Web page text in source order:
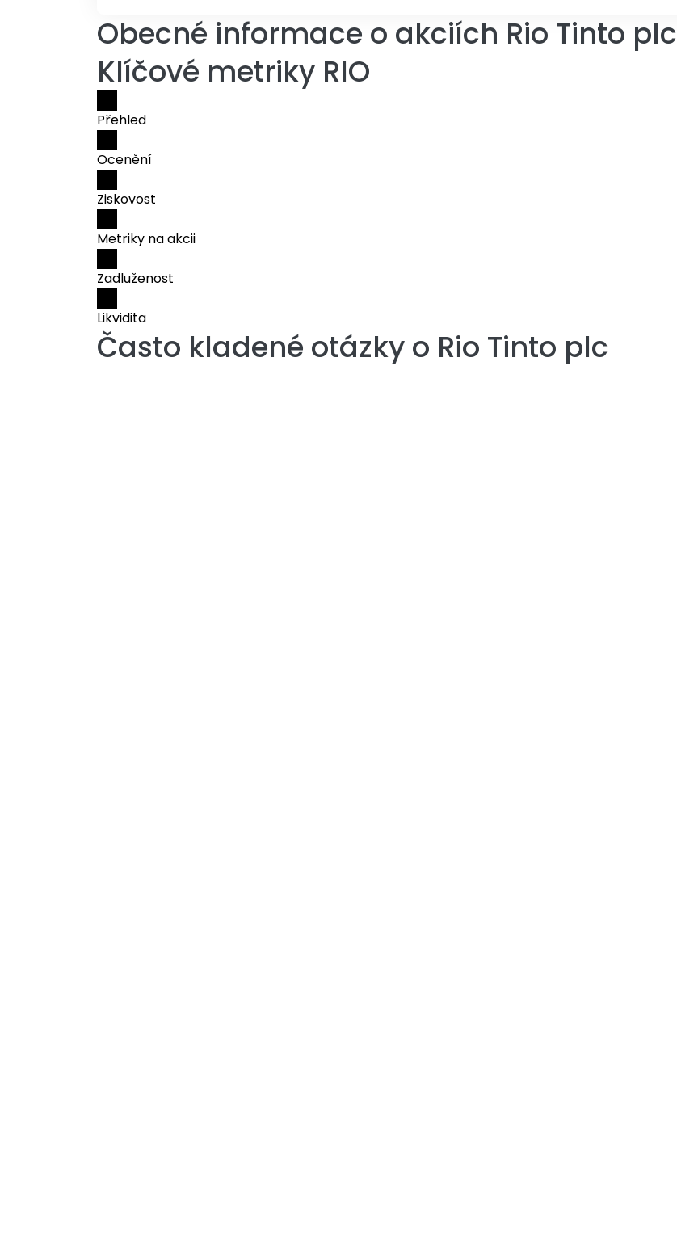
Obecné informace o akciích Rio Tinto plc
Klíčové metriky RIO
Přehled
Ocenění
Ziskovost
Metriky na akcii
Zadluženost
Likvidita
Často kladené otázky o Rio Tinto plc